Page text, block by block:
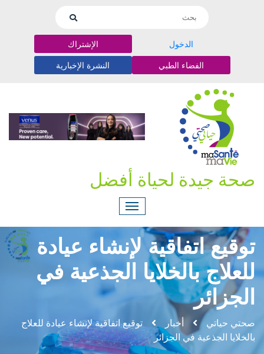
الدخول الإشتراك
الفضاء الطبي النشرة الإخبارية
صحة جيدة لحياة أفضل
توقيع اتفاقية لإنشاء عيادة
للعلاج بالخلايا الجذعية في
الجزائر
صحتي حياتي أخبار
توقيع اتفاقية لإنشاء عيادة للعلاج
بالخلايا الجذعية في الجزائر